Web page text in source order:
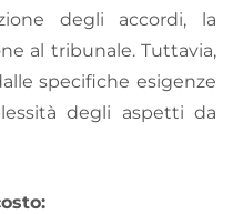
degli accordi, la
al tribunale. Tuttavia,
specifiche esigenze
degli aspetti da